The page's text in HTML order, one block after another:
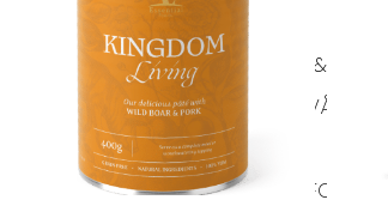
PÄLS & VÅRD
PÄLSVÅRD
KATTFODER